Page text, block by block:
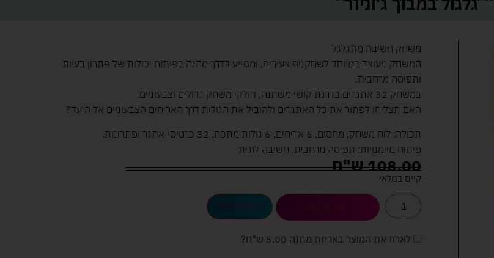
משחק חשיבה מתגלגל
המשחק מעוצב במיוחד לשחקנים צעירים, ומסייע בדרך מהנה בפיתוח יכולות של פתרון בעיות
ותפיסה מרחבית.
במשחק 32 אתגרים בדרגת קושי משתנה, וחלקי משחק גדולים וצבעוניים.
האם תצליחו לפתור את כל האתגרים ולהוביל את הגולות דרך האריחים הצבעוניים אל היעד?
תכולה: לוח משחק, מחסום, 6 אריחים, 6 גולות מתכת, 32 כרטיסי אתגר ופתרונות.
פיתוח מיומנויות: תפיסה מרחבית, חשיבה לוגית
108.00ש"ח
קיים במלאי
הוספה לסל
לארוז את המוצר באריזת מתנה 5.00 ש"ח ?